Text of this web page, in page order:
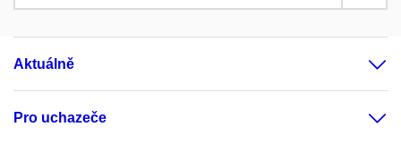
Aktuálně
Pro uchazeče